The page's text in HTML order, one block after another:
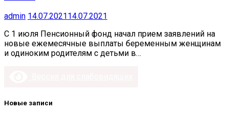
admin 14.07.2021 14.07.2021
С 1 июля Пенсионный фонд начал прием заявлений на
новые ежемесячные выплаты беременным женщинам
и одиноким родителям с детьми в…
Новые записи